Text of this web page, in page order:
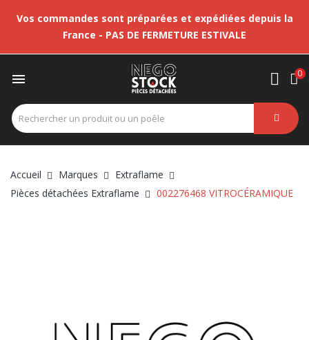
Vos commandes sont préparées et expédiées depuis la
France - PAS DE FERMETURE ESTIVALE
 0
Accueil Marques
Extraflame
Pièces détachées Extraflame
002276468 VITROCÉRAMIQUE